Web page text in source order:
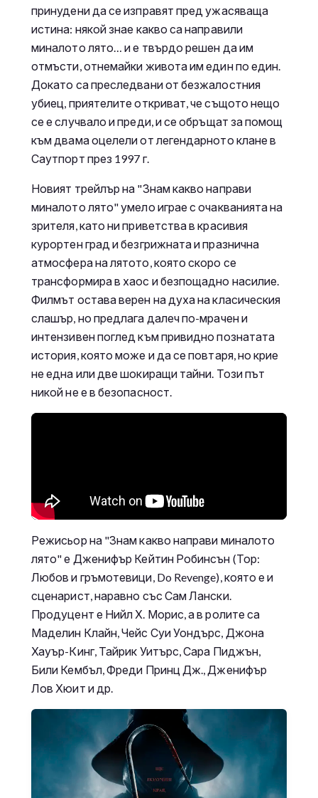
принудени да се изправят пред ужасяваща
истина: някой знае какво са направили
миналото лято… и е твърдо решен да им
отмъсти, отнемайки живота им един по един.
Докато са преследвани от безжалостния
убиец, приятелите откриват, че същото нещо
се е случвало и преди, и се обръщат за помощ
към двама оцелели от легендарното клане в
Саутпорт през 1997 г.
Новият трейлър на "Знам какво направи
миналото лято" умело играе с очакванията на
зрителя, като ни приветства в красивия
курортен град и безгрижната и празнична
атмосфера на лятото, която скоро се
трансформира в хаос и безпощадно насилие.
Филмът остава верен на духа на класическия
слашър, но предлага далеч по-мрачен и
интензивен поглед към привидно познатата
история, която може и да се повтаря, но крие
не една или две шокиращи тайни. Този път
никой не е в безопасност.
Режисьор на "Знам какво направи миналото
лято" е Дженифър Кейтин Робинсън (Тор:
Любов и гръмотевици, Do Revenge), която е и
сценарист, наравно със Сам Лански.
Продуцент е Нийл Х. Морис, а в ролите са
Маделин Клайн, Чейс Суи Уондърс, Джона
Хауър-Кинг, Тайрик Уитърс, Сара Пиджън,
Били Кембъл, Фреди Принц Дж., Дженифър
Лов Хюит и др.